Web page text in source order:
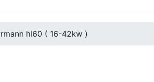
hl60 ( 16-42kw )